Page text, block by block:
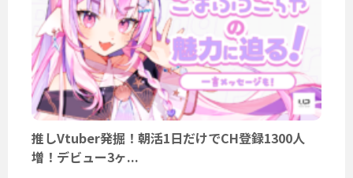
推しVtuber発掘！朝活1日だけでCH登録1300人
増！デビュー3ヶ...